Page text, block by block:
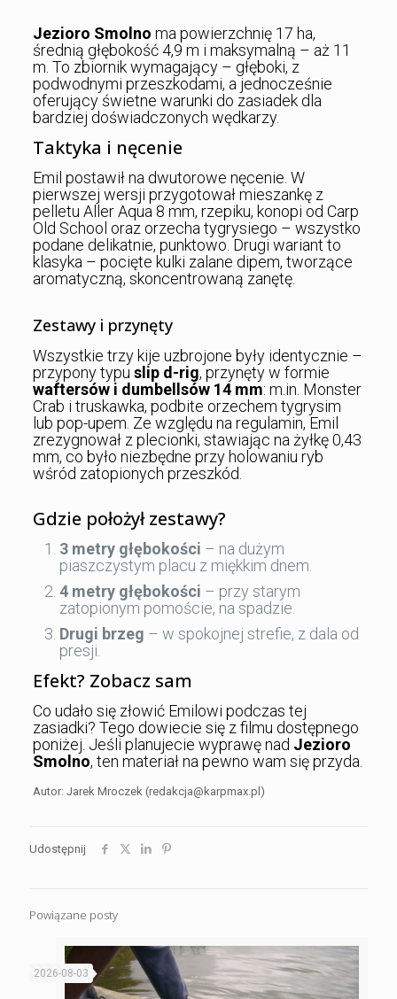
Jezioro Smolno ma powierzchnię 17 ha,
średnią głębokość 4,9 m i maksymalną – aż 11
m. To zbiornik wymagający – głęboki, z
podwodnymi przeszkodami, a jednocześnie
oferujący świetne warunki do zasiadek dla
bardziej doświadczonych wędkarzy.
Taktyka i nęcenie
Emil postawił na dwutorowe nęcenie. W
pierwszej wersji przygotował mieszankę z
pelletu Aller Aqua 8 mm, rzepiku, konopi od Carp
Old School oraz orzecha tygrysiego – wszystko
podane delikatnie, punktowo. Drugi wariant to
klasyka – pocięte kulki zalane dipem, tworzące
aromatyczną, skoncentrowaną zanętę.
Zestawy i przynęty
Wszystkie trzy kije uzbrojone były identycznie –
przypony typu slip d-rig, przynęty w formie
waftersów i dumbellsów 14 mm: m.in. Monster
Crab i truskawka, podbite orzechem tygrysim
lub pop-upem. Ze względu na regulamin, Emil
zrezygnował z plecionki, stawiając na żyłkę 0,43
mm, co było niezbędne przy holowaniu ryb
wśród zatopionych przeszkód.
Gdzie położył zestawy?
3 metry głębokości – na dużym
piaszczystym placu z miękkim dnem.
4 metry głębokości – przy starym
zatopionym pomoście, na spadzie.
Drugi brzeg – w spokojnej strefie, z dala od
presji.
Efekt? Zobacz sam
Co udało się złowić Emilowi podczas tej
zasiadki? Tego dowiecie się z filmu dostępnego
poniżej. Jeśli planujecie wyprawę nad Jezioro
Smolno, ten materiał na pewno wam się przyda.
Autor: Jarek Mroczek (redakcja@karpmax.pl)
Udostępnij
Powiązane posty
2026-08-03